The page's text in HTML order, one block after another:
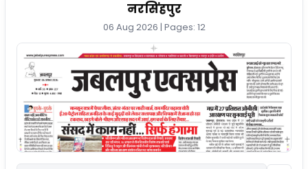
नरसिंहपुर
06 Aug 2026 | Pages: 12